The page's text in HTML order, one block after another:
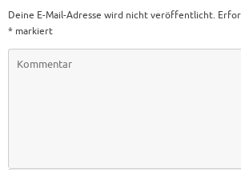
Deine E-Mail-Adresse wird nicht veröffentlicht.
* markiert